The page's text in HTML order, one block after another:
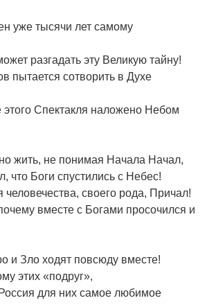
уже тысячи лет самому
разгадать эту Великую тайну!
пытается сотворить в Духе
этого Спектакля наложено Небом
жить, не понимая Начала Начал,
что Боги спустились с Небес!
человечества, своего рода, Причал!
вместе с Богами просочился и
и Зло ходят повсюду вместе!
этих «подруг»,
для них самое любимое